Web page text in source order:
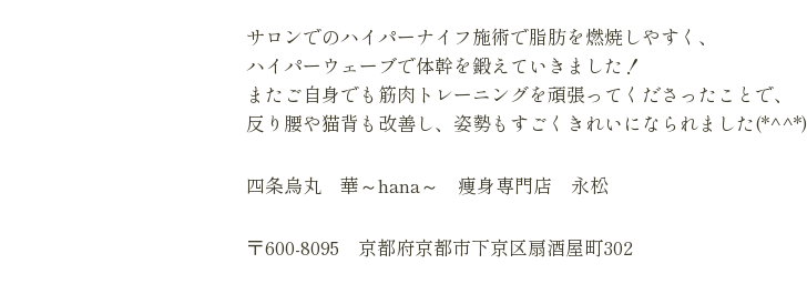
サロンでのハイパーナイフ施術で脂肪を燃焼しやすく、
ハイパーウェーブで体幹を鍛えていきました！
またご自身でも筋肉トレーニングを頑張ってくださったことで、
反り腰や猫背も改善し、姿勢もすごくきれいになられました(*^^*)
四条烏丸 華～hana～ 痩身専門店 永松
〒600-8095 京都府京都市下京区扇酒屋町302